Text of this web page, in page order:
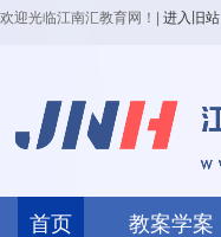
欢迎光临江南汇教育网！ 进入旧站
首页 教案学案